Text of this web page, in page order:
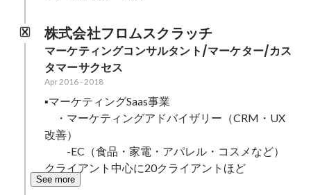
株式会社フロムスクラッチ
マーケティングコンサルタント/マーケター/カス
タマーサクセス
Apr 2016-2018
▪️マーケティングSaas事業
・マーケティングアドバイザリー（CRM・UX
改善）
-EC（食品・家電・アパレル・コスメなど）
クライアント中心に20クライアントほど
See more